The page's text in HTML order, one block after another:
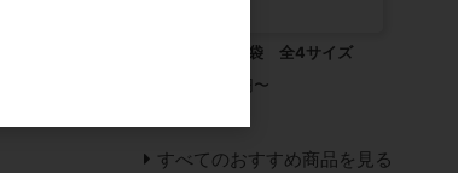
クサカベ 水彩紙保存袋 全4サイズ
600円〜
すべてのおすすめ商品を見る